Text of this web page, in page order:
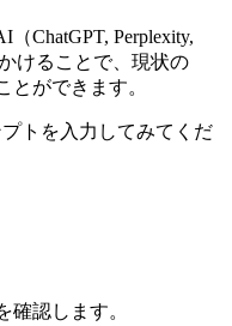
ChatGPT, Perplexity,
けることで、現状の
とができます。
トを入力してみてくだ
認します。